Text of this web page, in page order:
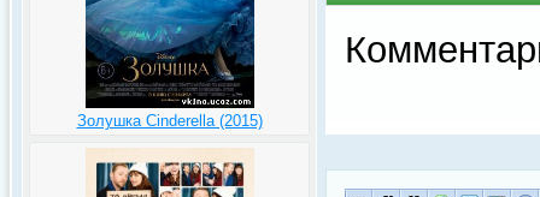
Золушка Cinderella (2015)